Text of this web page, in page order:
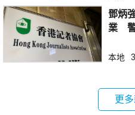
鄧炳
業 警
本地
更